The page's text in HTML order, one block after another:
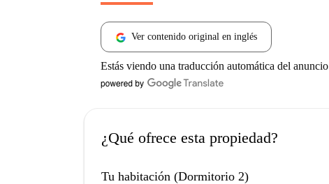
Ver contenido original en inglés
Estás viendo una traducción automática del anuncio
¿Qué ofrece esta propiedad?
Tu habitación (Dormitorio 2)